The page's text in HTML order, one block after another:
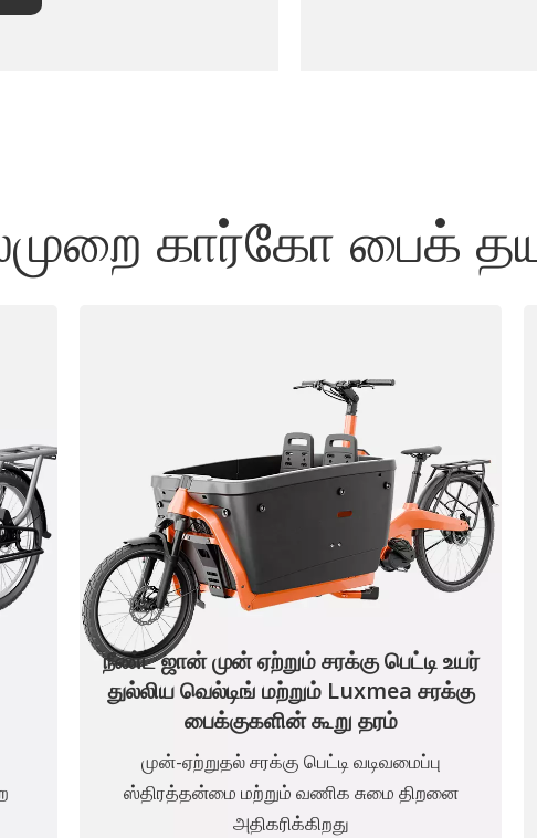
கார்கோ பைக்
நீண்ட ஜான் முன் ஏற்றும் சரக்கு பெட்டி உயர்
துல்லிய வெல்டிங் மற்றும் Luxmea சரக்கு
பைக்குகளின் கூறு தரம்
முன்-ஏற்றுதல் சரக்கு பெட்டி வடிவமைப்பு
ஸ்திரத்தன்மை மற்றும் வணிக சுமை திறனை
அதிகரிக்கிறது